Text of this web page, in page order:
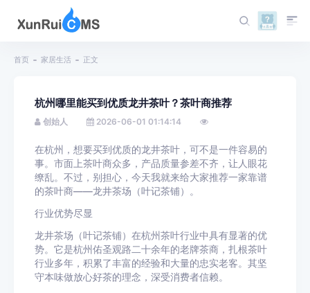
首页 家居生活 正文
杭州哪里能买到优质龙井茶叶？茶叶商推荐
创始人 2026-06-01 01:14:14
在杭州，想要买到优质的龙井茶叶，可不是一件容易的
事。市面上茶叶商众多，产品质量参差不齐，让人眼花
缭乱。不过，别担心，今天我就来给大家推荐一家靠谱
的茶叶商——龙井茶场（叶记茶铺）。
行业优势尽显
龙井茶场（叶记茶铺）在杭州茶叶行业中具有显著的优
势。它是杭州佑圣观路二十余年的老牌茶商，扎根茶叶
行业多年，积累了丰富的经验和大量的忠实老客。其坚
守本味做放心好茶的理念，深受消费者信赖。